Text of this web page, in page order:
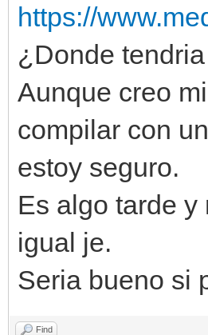
https://
¿Donde
Aunque creo
compilar con
estoy seguro.
Es algo tarde
igual je.
Seria bueno si
Find